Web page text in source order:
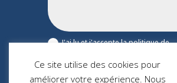
J'ai lu et j'accepte la politique de
Ce site utilise des cookies pour
améliorer votre expérience. Nous